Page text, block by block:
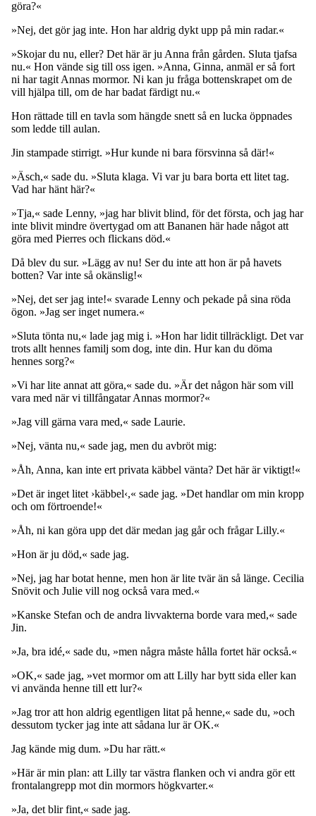
göra?«
»Nej, det gör jag inte. Hon har aldrig dykt upp på min radar.«
»Skojar du nu, eller? Det här är ju Anna från gården. Sluta tjafsa
nu.« Hon vände sig till oss igen. »Anna, Ginna, anmäl er så fort
ni har tagit Annas mormor. Ni kan ju fråga bottenskrapet om de
vill hjälpa till, om de har badat färdigt nu.«
Hon rättade till en tavla som hängde snett så en lucka öppnades
som ledde till aulan.
Jin stampade stirrigt. »Hur kunde ni bara försvinna så där!«
»Äsch,« sade du. »Sluta klaga. Vi var ju bara borta ett litet tag.
Vad har hänt här?«
»Tja,« sade Lenny, »jag har blivit blind, för det första, och jag har
inte blivit mindre övertygad om att Bananen här hade något att
göra med Pierres och flickans död.«
Då blev du sur. »Lägg av nu! Ser du inte att hon är på havets
botten? Var inte så okänslig!«
»Nej, det ser jag inte!« svarade Lenny och pekade på sina röda
ögon. »Jag ser inget numera.«
»Sluta tönta nu,« lade jag mig i. »Hon har lidit tillräckligt. Det var
trots allt hennes familj som dog, inte din. Hur kan du döma
hennes sorg?«
»Vi har lite annat att göra,« sade du. »Är det någon här som vill
vara med när vi tillfångatar Annas mormor?«
»Jag vill gärna vara med,« sade Laurie.
»Nej, vänta nu,« sade jag, men du avbröt mig:
»Åh, Anna, kan inte ert privata käbbel vänta? Det här är viktigt!«
»Det är inget litet ›käbbel‹,« sade jag. »Det handlar om min kropp
och om förtroende!«
»Åh, ni kan göra upp det där medan jag går och frågar Lilly.«
»Hon är ju död,« sade jag.
»Nej, jag har botat henne, men hon är lite tvär än så länge. Cecilia
Snövit och Julie vill nog också vara med.«
»Kanske Stefan och de andra livvakterna borde vara med,« sade
Jin.
»Ja, bra idé,« sade du, »men några måste hålla fortet här också.«
»OK,« sade jag, »vet mormor om att Lilly har bytt sida eller kan
vi använda henne till ett lur?«
»Jag tror att hon aldrig egentligen litat på henne,« sade du, »och
dessutom tycker jag inte att sådana lur är OK.«
Jag kände mig dum. »Du har rätt.«
»Här är min plan: att Lilly tar västra flanken och vi andra gör ett
frontalangrepp mot din mormors högkvarter.«
»Ja, det blir fint,« sade jag.